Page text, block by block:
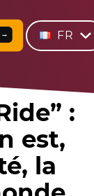
→ FR
:
est,
la